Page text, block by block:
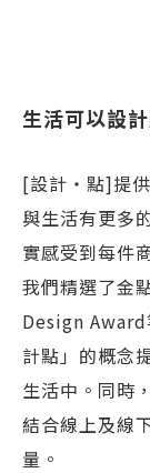
生活可以設
[設計‧點]提供
與生活有更多
實感受到每件
我們精選了金
Design Award
計點」的概念
生活中。同時
結合線上及線
量。